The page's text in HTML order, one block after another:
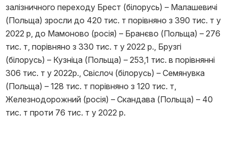
залізничного переходу Брест (білорусь) – Малашевичі
(Польща) зросли до 420 тис. т порівняно з 390 тис. т у
2022 р, до Мамоново (росія) – Бранєво (Польща) – 276
тис. т, порівняно з 330 тис. т у 2022 р., Брузгі
(білорусь) – Кузніца (Польща) – 253,1 тис. в порівнянні
306 тис. т у 2022р., Свіслоч (білорусь) – Семянувка
(Польща) – 128 тис. т порівняно з 120 тис. т,
Железнодорожний (росія) – Скандава (Польща) – 40
тис. т проти 76 тис. т у 2022 р.